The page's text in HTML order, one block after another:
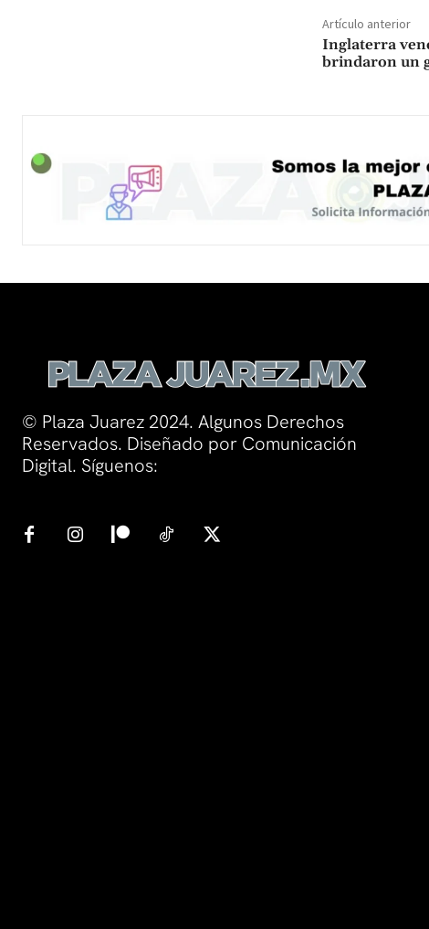
Artículo anterior
Inglaterra
brindaron un
© Plaza Juarez 2024. Algunos Derechos
Reservados. Diseñado por Comunicación
Digital. Síguenos: